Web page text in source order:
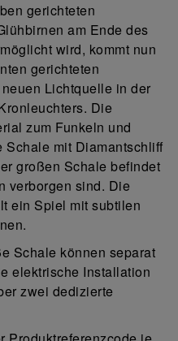
gerichteten
am Ende des
wird, kommt nun
gerichteten
Lichtquelle in der
Die
zum Funkeln und
mit Diamantschliff
großen Schale befindet
verborgen sind. Die
ein Spiel mit subtilen
Schale können separat
elektrische Installation
zwei dedizierte